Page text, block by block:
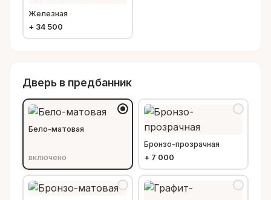
Железная
+ 34 500
Дверь в предбанник
Бело-матовая
включено
Бронзо-прозрачная
+ 7 000